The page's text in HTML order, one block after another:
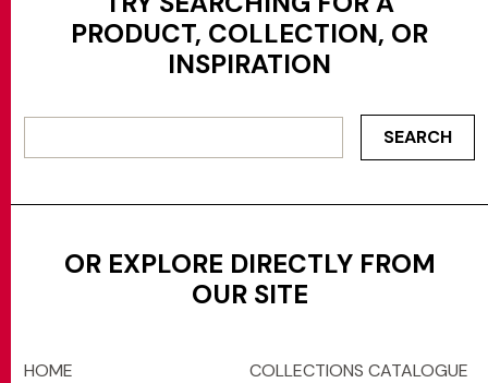
PRODUCT, COLLECTION, OR
INSPIRATION
SEARCH
OR EXPLORE DIRECTLY FROM
OUR SITE
HOME
COLLECTIONS CATALOGUE